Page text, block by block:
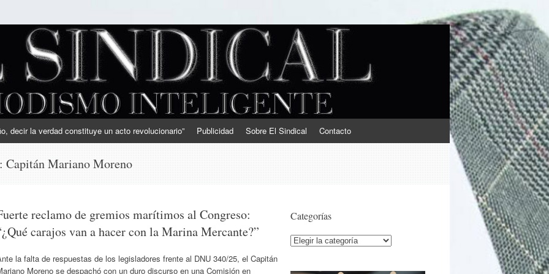
decir la verdad constituye un acto revolucionario” Publicidad Sobre El Sindical Contacto
Capitán Mariano Moreno
reclamo de gremios marítimos al Congreso:
carajos van a hacer con la Marina Mercante?”
la falta de respuestas de los legisladores frente al DNU 340/25, el Capitán
Moreno se despachó con un duro discurso en una Comisión en
Categorías
Categorías